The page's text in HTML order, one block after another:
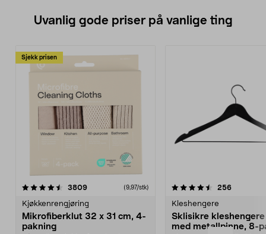
Uvanlig gode priser på vanlige ting
Sjekk prisen
3809anmeldelser(9,97/stk)
Kjøkkenrengjøring
Mikrofiberklut 32 x 31 cm, 4-
pakning
4.5av 5 stjerner 256
Kleshengere
Sklisikre
med metallpinne, 8-
4.5av 5 stjerner